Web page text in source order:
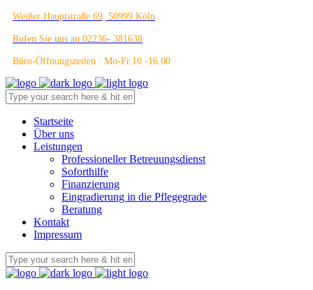
Weißer Hauptstraße 69, 50999 Köln
Rufen Sie uns an 02236- 381638
Büro-Öffnungszeiten : Mo-Fr.10 -16.00
Startseite
Über uns
Leistungen
Professioneller Betreuungsdienst
Soforthilfe
Finanzierung
Eingradierung in die Pflegegrade
Beratung
Kontakt
Impressum